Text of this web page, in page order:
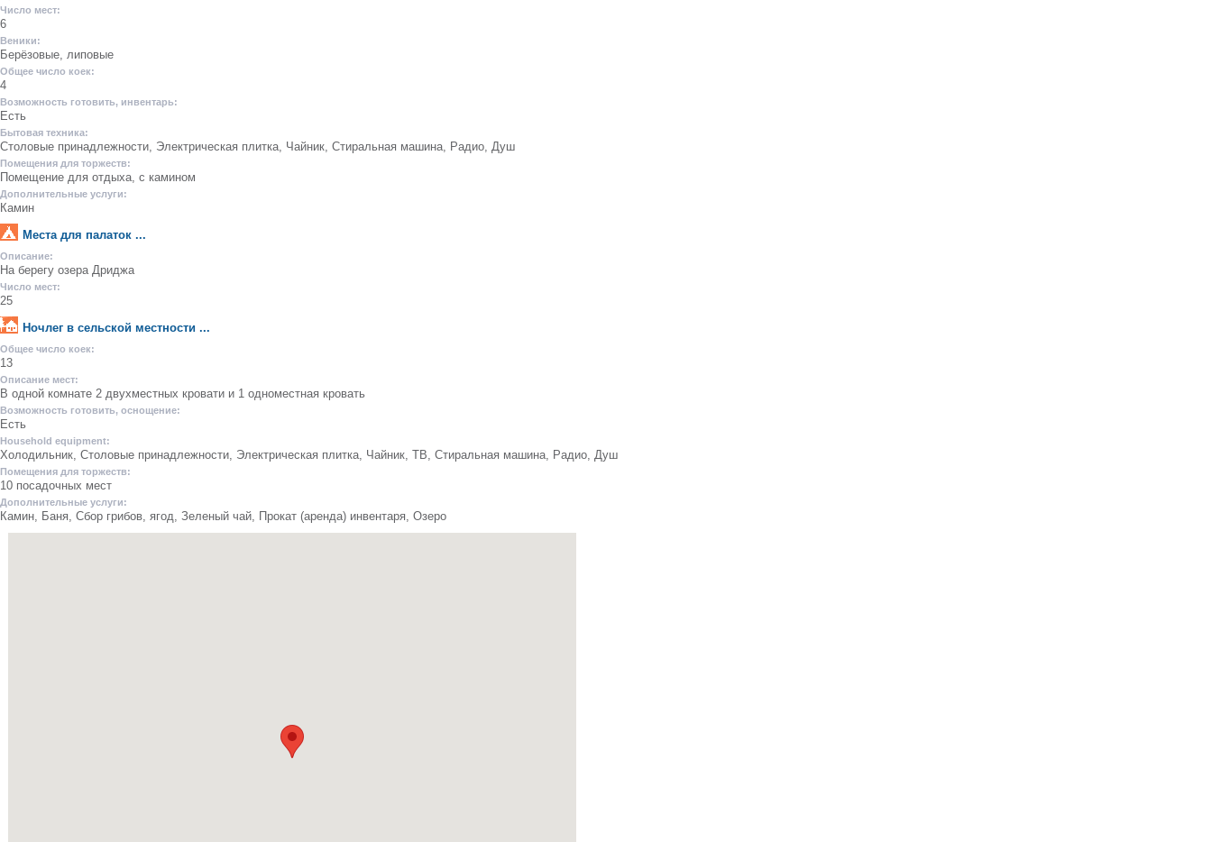
Число мест:
6
Веники:
Берёзовые, липовые
Общее число коек:
4
Возможность готовить, инвентарь:
Есть
Бытовая техника:
Столовые принадлежности, Электрическая плитка, Чайник, Стиральная машина, Радио, Душ
Помещения для торжеств:
Помещение для отдыха, с камином
Дополнительные услуги:
Камин
Места для палаток ...
Описание:
На берегу озера Дриджа
Число мест:
25
Ночлег в сельской местности ...
Общее число коек:
13
Описание мест:
В одной комнате 2 двухместных кровати и 1 одноместная кровать
Возможность готовить, оснощение:
Есть
Household equipment:
Холодильник, Столовые принадлежности, Электрическая плитка, Чайник, ТВ, Стиральная машина, Радио, Душ
Помещения для торжеств:
10 посадочных мест
Дополнительные услуги:
Камин, Баня, Сбор грибов, ягод, Зеленый чай, Прокат (аренда) инвентаря, Озеро